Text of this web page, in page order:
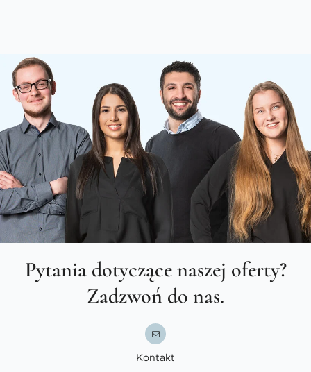
Pytania dotyczące naszej oferty?
Zadzwoń do nas.
Kontakt